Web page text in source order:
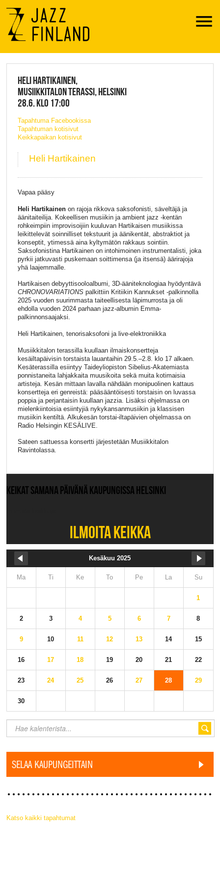
Menu
JAZZ FINLAND LIVE
HELI HARTIKAINEN,
MUSIIKKITALON TERASSI, HELSINKI
28.6. KLO 17:00
Tapahtuma Facebookissa
Tapahtuman kotisivut
Keikkapaikan kotisivut
Heli Hartikainen
Vapaa pääsy
Heli Hartikainenon rajoja rikkova saksofonisti, säveltäjä ja
äänitaiteilija. Kokeellisen musiikin ja ambient jazz -kentän
rohkeimpiin improvisoijiin kuuluvan Hartikaisen musiikissa
leikittelevät soinnilliset tekstuurit ja äänikentät, abstraktiot ja
konseptit, ytimessä aina kyltymätön rakkaus sointiin.
Saksofonistina Hartikainen on intohimoinen instrumentalisti, joka
pyrkii jatkuvasti puskemaan soittimensa (ja itsensä) äärirajoja
yhä laajemmalle.
Hartikaisen debyyttisooloalbumi, 3D-ääniteknologiaa hyödyntävä
CHRONOVARIATIONSpalkittiin Kritiikin Kannukset -palkinnolla
2025 vuoden suurimmasta taiteellisesta läpimurrosta ja oli
ehdolla vuoden 2024 parhaan jazz-albumin Emma-
palkinnonsaajaksi.
Heli Hartikainen, tenorisaksofoni ja live-elektroniikka
Musiikkitalon terassilla kuullaan ilmaiskonsertteja
kesäiltapäivisin torstaista lauantaihin 29.5.–2.8. klo 17 alkaen.
Kesäterassilla esiintyy Taideyliopiston Sibelius-Akatemiasta
ponnistaneita lahjakkaita muusikoita sekä muita kotimaisia
artisteja. Kesän mittaan lavalla nähdään monipuolinen kattaus
konsertteja eri genreistä: pääsääntöisesti torstaisin on luvassa
poppia ja perjantaisin kuullaan jazzia. Lisäksi ohjelmassa on
mielenkiintoisia esiintyjiä nykykansanmusiikin ja klassisen
musiikin kentiltä. Alkukesän torstai-iltapäivien ohjelmassa on
Radio Helsingin KESÄLIVE.
Sateen sattuessa konsertti järjestetään Musiikkitalon
Ravintolassa.
KEIKAT SAMANA PÄIVÄNÄ KAUPUNGISSA HELSINKI
ILMOITA KEIKKA
Kesäkuu 2025
Ma Ti Ke To Pe La Su
1
2 3 4 5 6 7 8
9 10 11 12 13 14 15
16 17 18 19 20 21 22
23 24 25 26 27 28 29
30
SELAA KAUPUNGEITTAIN
Katso kaikki tapahtumat